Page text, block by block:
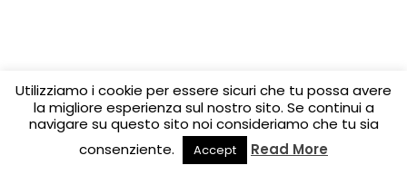
Utilizziamo i cookie per essere sicuri che tu possa avere
la migliore esperienza sul nostro sito. Se continui a
navigare su questo sito noi consideriamo che tu sia
consenziente.
Accept Read More